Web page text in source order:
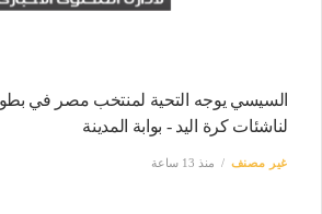
السيسي يوجه التحية لمنتخب مصر في
لناشئات كرة اليد - بوابة المدينة
غير مصنف منذ 13 ساعة